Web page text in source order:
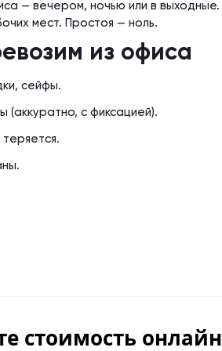
— вечером, ночью или в
мест. Простоя — ноль.
из офиса
сейфы.
(аккуратно, с фиксацией).
— Переезд с
— Переезд с